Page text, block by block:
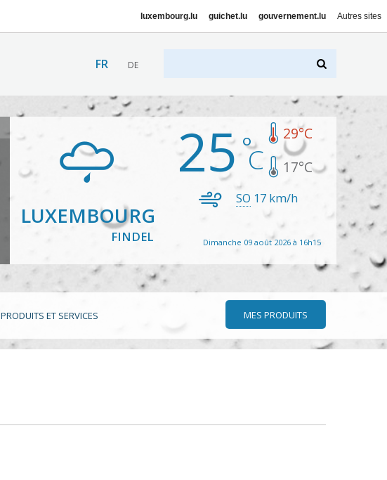
luxembourg.lu guichet.lu gouvernement.lu Autres sites
FR DE
LUXEMBOURG
FINDEL
25 29°C
17°C
SO 17 km/h
Dimanche 09 août 2026 à 16h15
PRODUITS ET SERVICES MES PRODUITS